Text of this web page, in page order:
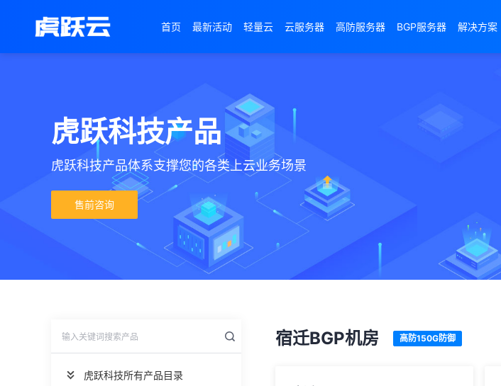
首页 最新活动 轻量云 云服务器 高防服务器 BGP服务器 解决方案
虎跃科技产品
虎跃科技产品体系支撑您的各类上云业务场景
售前咨询
虎跃科技所有产品目录
宿迁BGP机房 高防150G防御